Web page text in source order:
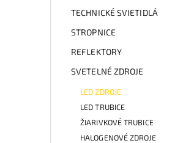
TECHNICKÉ SVIETIDLÁ
STROPNICE
REFLEKTORY
SVETELNÉ ZDROJE
LED ZDROJE
LED TRUBICE
ŽIARIVKOVÉ TRUBICE
HALOGENOVÉ ZDROJE